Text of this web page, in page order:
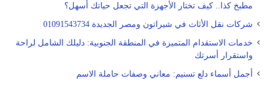
مطبخ كذا.. كيف تختار الأجهزة التي تجعل حياتك أسهل؟
شركات نقل الأثاث في شيراتون ومصر الجديدة 01091543734
خدمات الاستقدام المتميزة في المنطقة الجنوبية: دليلك الشامل لراحة
واستقرار أسرتك
أجمل أسماء دلع تسنيم: معاني وصفات حاملة الاسم